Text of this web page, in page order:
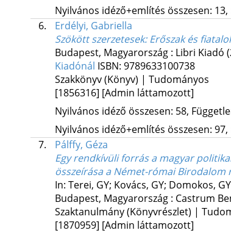
Nyilvános idéző+említés összesen:
6.
Erdélyi, Gabriella
Szökött szerzetesek: Erőszak és
Budapest, Magyarország : Libri Kiadó
Kiadónál ISBN: 9789633100738
Szakkönyv (Könyv) | Tudományos
[1856316] [Admin láttamozott]
Nyilvános idéző összesen: 58,
Nyilvános idéző+említés összesen:
7.
Pálffy, Géza
Egy rendkívüli forrás a magyar
összeírása a Német-római Birodalom
In: Terei, GY; Kovács, GY; Domokos,
Budapest, Magyarország : Castrum
Szaktanulmány (Könyvrészlet) |
[1870959] [Admin láttamozott]